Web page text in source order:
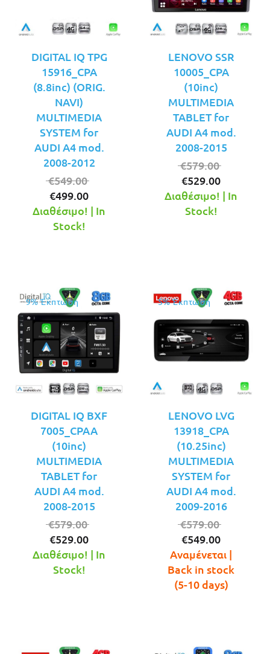
DIGITAL IQ TPG
15916_CPA
(8.8inc) (ORIG.
NAVI)
MULTIMEDIA
SYSTEM for
AUDI A4 mod.
2008-2012
€549.00
was:
€499.00
τρέχουσα
Διαθέσιμο! | In
Stock!
LENOVO SSR
10005_CPA
(10inc)
MULTIMEDIA
TABLET for
AUDI A4 mod.
2008-2015
€579.00
was:
€529.00
τρέχουσα
Διαθέσιμο! | In
Stock!
9% Έκπτωση
DIGITAL IQ BXF
7005_CPAA
(10inc)
MULTIMEDIA
TABLET for
AUDI A4 mod.
2008-2015
€579.00
was:
€529.00
τρέχουσα
Διαθέσιμο! | In
Stock!
5% Έκπτωση
LENOVO LVG
13918_CPA
(10.25inc)
MULTIMEDIA
SYSTEM for
AUDI A4 mod.
2009-2016
€579.00
was:
€579.00.
€549.00
τρέχουσα
τιμή
είναι:
Αναμένεται |
Back in stock
(5-10 days)